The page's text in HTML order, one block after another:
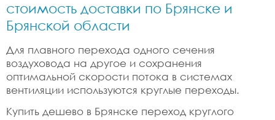
стоимость доставки по Брянске и
Брянской области
Для плавного перехода одного сечения
воздуховода на другое и сохранения
оптимальной скорости потока в системах
вентиляции используются круглые переходы.
Купить дешево в Брянске переход круглого